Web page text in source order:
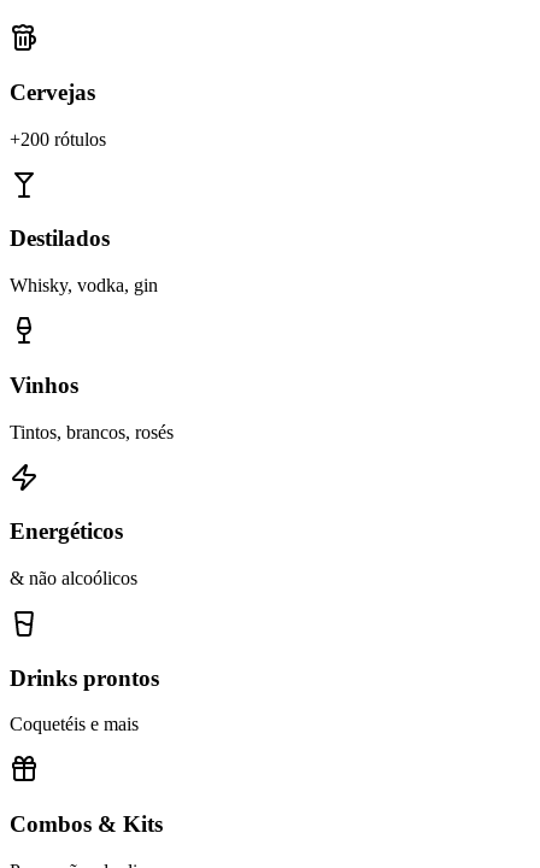
Cervejas
+200 rótulos
Destilados
Whisky, vodka, gin
Vinhos
Tintos, brancos, rosés
Energéticos
& não alcoólicos
Drinks prontos
Coquetéis e mais
Combos & Kits